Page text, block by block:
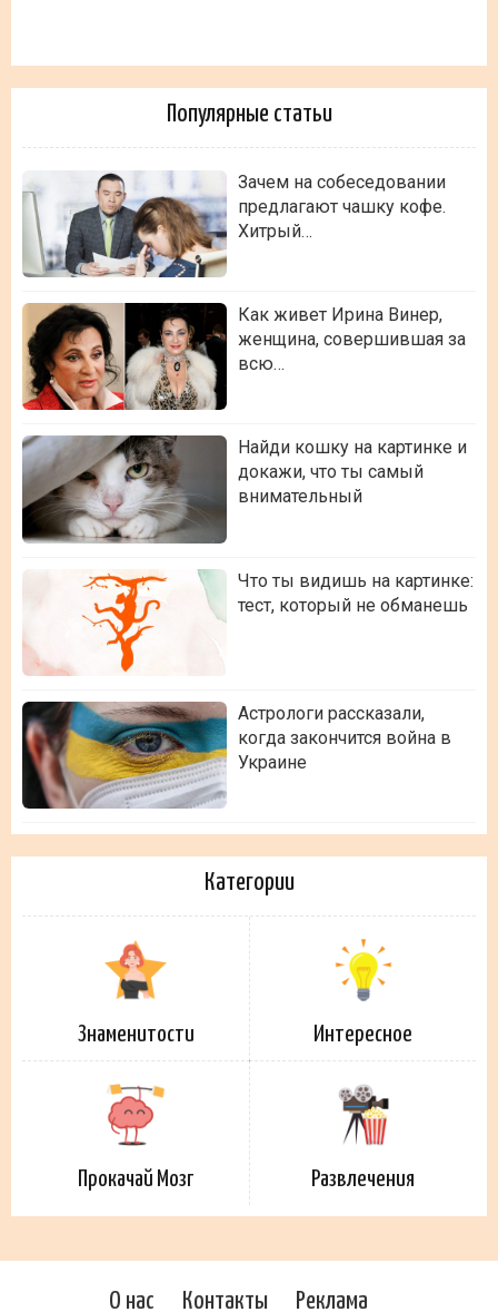
Популярные статьи
Зачем на собеседовании
предлагают чашку кофе.
Хитрый…
Как живет Ирина Винер,
женщина, совершившая за
всю…
Найди кошку на картинке и
докажи, что ты самый
внимательный
Что ты видишь на картинке:
тест, который не обманешь
Астрологи рассказали,
когда закончится война в
Украине
Категории
Знаменитости Интересное
Прокачай Мозг Развлечения
О нас Контакты Реклама